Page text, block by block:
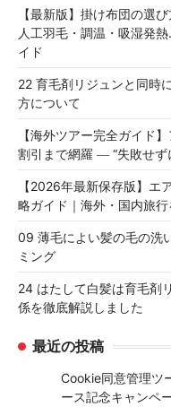
【最新版】掛け布団の選
人工羽毛・調温・吸湿発
イド
22 育毛剤リジュンと同時
方について
【海外ツアー完全ガイド
割引まで網羅 ― “失敗せず
【2026年最新保存版】エ
略ガイド｜海外・国内旅
09 薄毛によい髪の毛の洗
ミング
24 はたして白髪は育毛剤
係を徹底解説しました
最近の投稿
Cookie同意管理ツ
ース記念キャンペ